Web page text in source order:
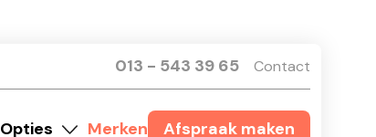
013 - 543 39 65 Contact
Opties Merken Afspraak maken